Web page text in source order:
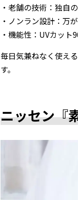
・老舗の技術：独自
・ノンラン設計：万
・機能性：UVカッ
毎日気兼ねなく使え
す。
ニッセン『